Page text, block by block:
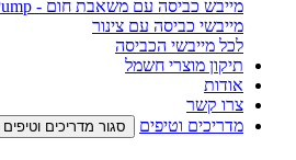
מייבש כביסה עם משאבת חום - Hit Pump
מייבשי כביסה עם צינור
לכל מייבשי הכביסה
תיקון מוצרי חשמל
אודות
צרו קשר
מדריכים וטיפים
סגור מדריכים וטיפים